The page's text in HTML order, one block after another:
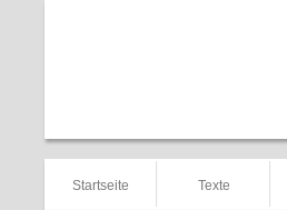
Startseite Texte